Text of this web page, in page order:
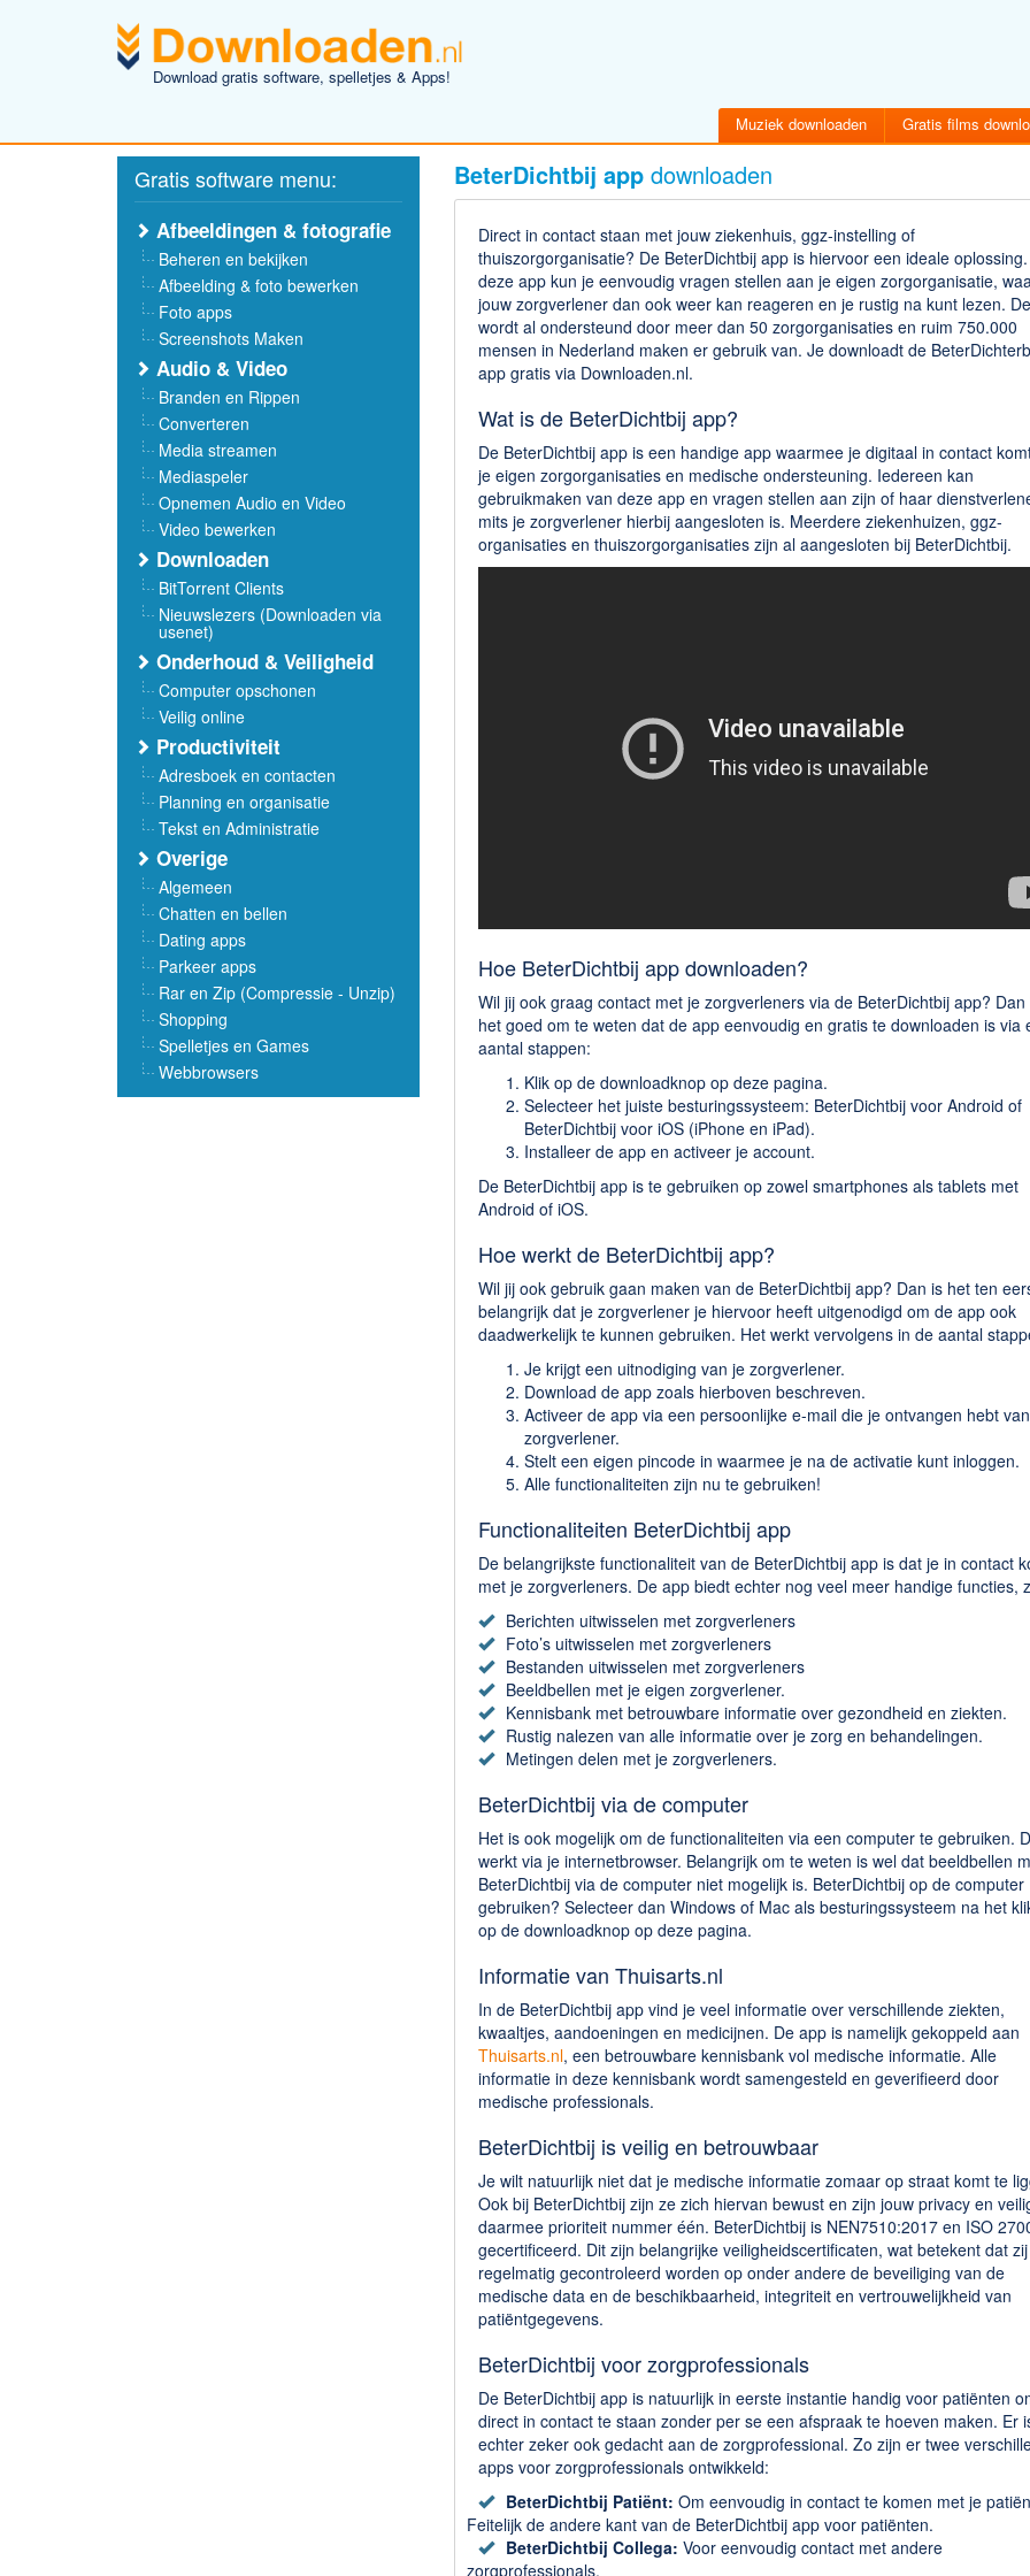
Download gratis software, spelletjes & Apps!
Muziek downloaden Gratis films
Gratis software menu:
Afbeeldingen & fotografie
Beheren en bekijken
Afbeelding & foto bewerken
Foto apps
Screenshots Maken
Audio & Video
Branden en Rippen
Converteren
Media streamen
Mediaspeler
Opnemen Audio en Video
Video bewerken
Downloaden
BitTorrent Clients
Nieuwslezers (Downloaden via
usenet)
Onderhoud & Veiligheid
Computer opschonen
Veilig online
Productiviteit
Adresboek en contacten
Planning en organisatie
Tekst en Administratie
Overige
Algemeen
Chatten en bellen
Dating apps
Parkeer apps
Rar en Zip (Compressie - Unzip)
Shopping
Spelletjes en Games
Webbrowsers
BeterDichtbij appdownloaden
Direct in contact staan met jouw ziekenhuis, ggz-instelling of
thuiszorgorganisatie? De BeterDichtbij app is hiervoor een ideale
deze app kun je eenvoudig vragen stellen aan je eigen zorgorganisatie,
jouw zorgverlener dan ook weer kan reageren en je rustig na kunt lezen.
wordt al ondersteund door meer dan 50 zorgorganisaties en ruim 750.000
mensen in Nederland maken er gebruik van. Je downloadt de
app gratis via Downloaden.nl.
Wat is de BeterDichtbij app?
De BeterDichtbij app is een handige app waarmee je digitaal in contact
je eigen zorgorganisaties en medische ondersteuning. Iedereen kan
gebruikmaken van deze app en vragen stellen aan zijn of haar
mits je zorgverlener hierbij aangesloten is. Meerdere ziekenhuizen, ggz-
organisaties en thuiszorgorganisaties zijn al aangesloten bij BeterDichtbij.
Hoe BeterDichtbij app downloaden?
Wil jij ook graag contact met je zorgverleners via de BeterDichtbij app? Dan
het goed om te weten dat de app eenvoudig en gratis te downloaden is via
aantal stappen:
Klik op de downloadknop op deze pagina.
Selecteer het juiste besturingssysteem: BeterDichtbij voor Android of
BeterDichtbij voor iOS (iPhone en iPad).
Installeer de app en activeer je account.
De BeterDichtbij app is te gebruiken op zowel smartphones als tablets met
Android of iOS.
Hoe werkt de BeterDichtbij app?
Wil jij ook gebruik gaan maken van de BeterDichtbij app? Dan is het ten
belangrijk dat je zorgverlener je hiervoor heeft uitgenodigd om de app ook
daadwerkelijk te kunnen gebruiken. Het werkt vervolgens in de aantal
Je krijgt een uitnodiging van je zorgverlener.
Download de app zoals hierboven beschreven.
Activeer de app via een persoonlijke e-mail die je ontvangen hebt
zorgverlener.
Stelt een eigen pincode in waarmee je na de activatie kunt inloggen.
Alle functionaliteiten zijn nu te gebruiken!
Functionaliteiten BeterDichtbij app
De belangrijkste functionaliteit van de BeterDichtbij app is dat je in contact
met je zorgverleners. De app biedt echter nog veel meer handige functies,
Berichten uitwisselen met zorgverleners
Foto’s uitwisselen met zorgverleners
Bestanden uitwisselen met zorgverleners
Beeldbellen met je eigen zorgverlener.
Kennisbank met betrouwbare informatie over gezondheid en ziekten.
Rustig nalezen van alle informatie over je zorg en behandelingen.
Metingen delen met je zorgverleners.
BeterDichtbij via de computer
Het is ook mogelijk om de functionaliteiten via een computer te gebruiken.
werkt via je internetbrowser. Belangrijk om te weten is wel dat beeldbellen
BeterDichtbij via de computer niet mogelijk is. BeterDichtbij op de computer
gebruiken? Selecteer dan Windows of Mac als besturingssysteem na het
op de downloadknop op deze pagina.
Informatie van Thuisarts.nl
In de BeterDichtbij app vind je veel informatie over verschillende ziekten,
kwaaltjes, aandoeningen en medicijnen. De app is namelijk gekoppeld aan
Thuisarts.nl, een betrouwbare kennisbank vol medische informatie. Alle
informatie in deze kennisbank wordt samengesteld en geverifieerd door
medische professionals.
BeterDichtbij is veilig en betrouwbaar
Je wilt natuurlijk niet dat je medische informatie zomaar op straat komt te
Ook bij BeterDichtbij zijn ze zich hiervan bewust en zijn jouw privacy en
daarmee prioriteit nummer één. BeterDichtbij is NEN7510:2017 en ISO
gecertificeerd. Dit zijn belangrijke veiligheidscertificaten, wat betekent dat zij
regelmatig gecontroleerd worden op onder andere de beveiliging van de
medische data en de beschikbaarheid, integriteit en vertrouwelijkheid van
patiëntgegevens.
BeterDichtbij voor zorgprofessionals
De BeterDichtbij app is natuurlijk in eerste instantie handig voor patiënten
direct in contact te staan zonder per se een afspraak te hoeven maken. Er
echter zeker ook gedacht aan de zorgprofessional. Zo zijn er twee
apps voor zorgprofessionals ontwikkeld:
BeterDichtbij Patiënt: Om eenvoudig in contact te komen met je
Feitelijk de andere kant van de BeterDichtbij app voor patiënten.
BeterDichtbij Collega: Voor eenvoudig contact met andere
zorgprofessionals.